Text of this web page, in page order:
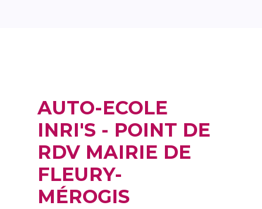
AUTO-ECOLE
INRI'S - POINT DE
RDV MAIRIE DE
FLEURY-
MÉROGIS